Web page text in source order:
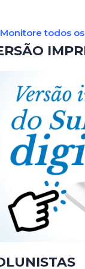
Monitore todos